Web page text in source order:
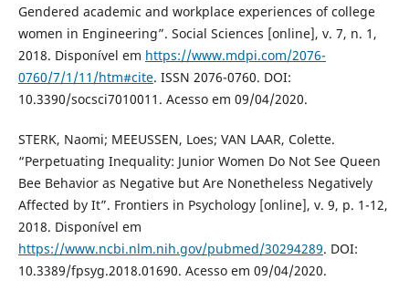
Gendered academic and workplace experiences of college
women in Engineering”. Social Sciences [online], v. 7, n. 1,
2018. Disponível em https://www.mdpi.com/2076-
0760/7/1/11/htm#cite. ISSN 2076-0760. DOI:
10.3390/socsci7010011. Acesso em 09/04/2020.
STERK, Naomi; MEEUSSEN, Loes; VAN LAAR, Colette.
“Perpetuating Inequality: Junior Women Do Not See Queen
Bee Behavior as Negative but Are Nonetheless Negatively
Affected by It”. Frontiers in Psychology [online], v. 9, p. 1-12,
2018. Disponível em
https://www.ncbi.nlm.nih.gov/pubmed/30294289. DOI:
10.3389/fpsyg.2018.01690. Acesso em 09/04/2020.